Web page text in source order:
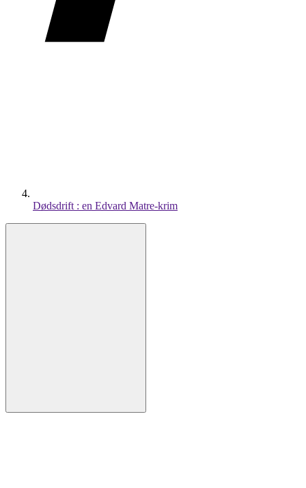
Dødsdrift : en Edvard Matre-krim